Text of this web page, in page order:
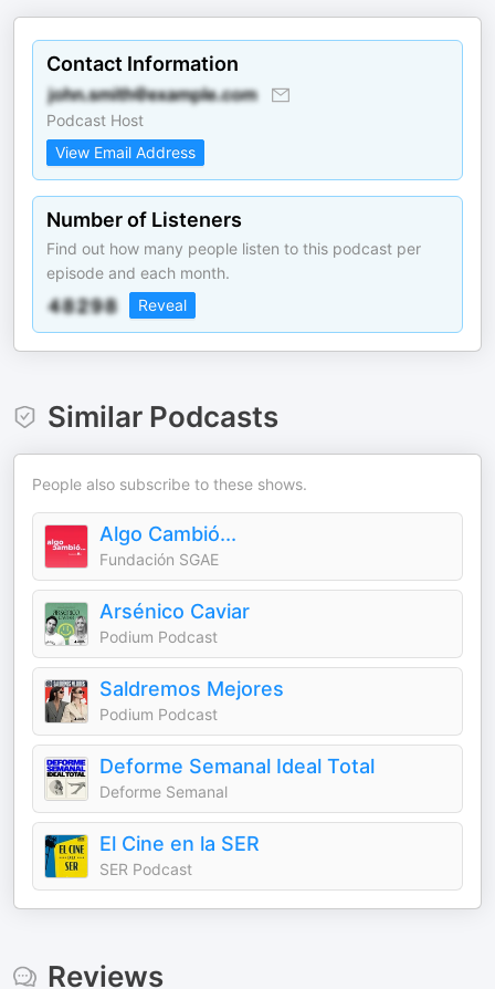
Contact Information
Podcast Host
View Email Address
Number of Listeners
Find out how many people listen to this podcast per
episode and each month.
Reveal
Similar Podcasts
People also subscribe to these shows.
Algo Cambió...
Fundación SGAE
Arsénico Caviar
Podium Podcast
Saldremos Mejores
Podium Podcast
Deforme Semanal Ideal Total
Deforme Semanal
El Cine en la SER
SER Podcast
Reviews